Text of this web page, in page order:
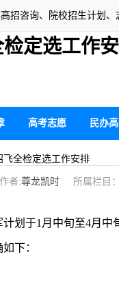
招咨询、院校招生计划、
定选工作
高考志愿 民办
飞全检定选工作安排
作者:尊龙凯时 所属栏目：
于1月中旬至4月中
下：